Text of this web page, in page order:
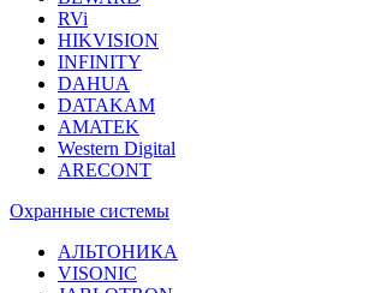
RVi
HIKVISION
INFINITY
DAHUA
DATAKAM
AMATEK
Western Digital
ARECONT
Охранные системы
АЛЬТОНИКА
VISONIC